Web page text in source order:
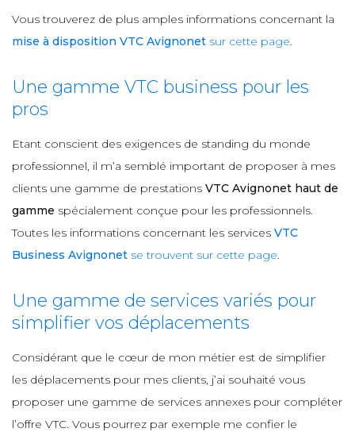
Vous trouverez de plus amples informations concernant la
mise à disposition VTC Avignonet sur cette page.
Une gamme VTC business pour les
pros
Etant conscient des exigences de standing du monde
professionnel, il m’a semblé important de proposer à mes
clients une gamme de prestations VTC Avignonet haut de
gamme spécialement conçue pour les professionnels.
Toutes les informations concernant les services VTC
Business Avignonet se trouvent sur cette page.
Une gamme de services variés pour
simplifier vos déplacements
Considérant que le cœur de mon métier est de simplifier
les déplacements pour mes clients, j’ai souhaité vous
proposer une gamme de services annexes pour compléter
l’offre VTC. Vous pourrez par exemple me confier le